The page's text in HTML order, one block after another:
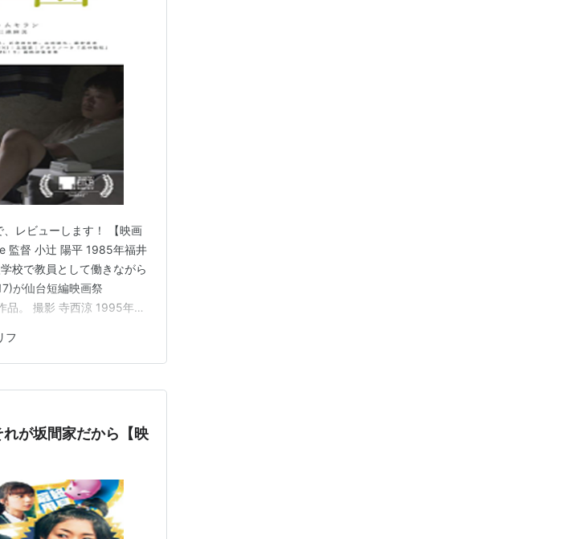
レビューします！ 【映画
監督 小辻 陽平 1985年福井
校で教員として働きながら
が仙台短編映画祭
品。 撮影 寺西涼 1995年神
も行なっている。監督､撮
フ
が坂間家だから【映